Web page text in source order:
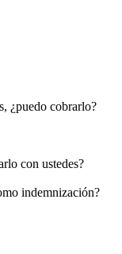
¿puedo cobrarlo?
con ustedes?
indemnización?